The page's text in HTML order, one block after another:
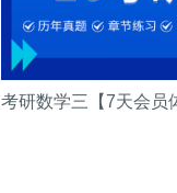
考研数学三【7天会员